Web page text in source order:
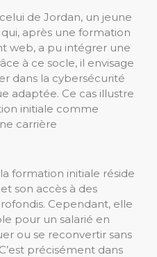
de Jordan, un jeune
après une formation
web, a pu intégrer une
à ce socle, il envisage
dans la cybersécurité
adaptée. Ce cas illustre
initiale comme
carrière
formation initiale réside
son accès à des
Cependant, elle
pour un salarié en
ou se reconvertir sans
précisément dans